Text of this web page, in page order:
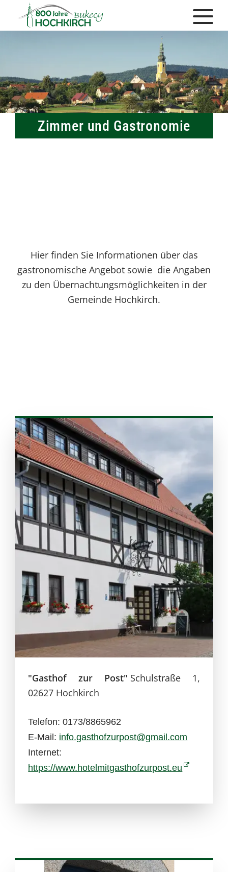
Zimmer und Gastronomie
Hier finden Sie Informationen über das
gastronomische Angebot sowie die Angaben
zu den Übernachtungsmöglichkeiten in der
Gemeinde Hochkirch.
"Gasthof zur Post" Schulstraße 1,
02627 Hochkirch
Telefon: 0173/8865962
E-Mail: info.gasthofzurpost@gmail.com
Internet:
https://www.hotelmitgasthofzurpost.eu